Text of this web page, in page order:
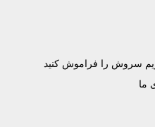
سروش را فراموش کنيد